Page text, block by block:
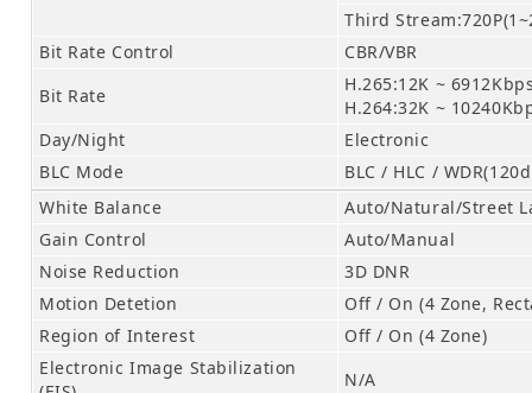
Third
Bit Rate Control
CBR/VBR
Bit Rate
H.265:12K ~
H.264:32K ~
Day/Night
Electronic
BLC Mode
BLC / HLC /
White Balance
Auto/Natural/Street
Gain Control
Auto/Manual
Noise Reduction
3D DNR
Motion Detetion
Off / On (4 Zone,
Region of Interest
Off / On (4 Zone)
Electronic Image Stabilization
N/A